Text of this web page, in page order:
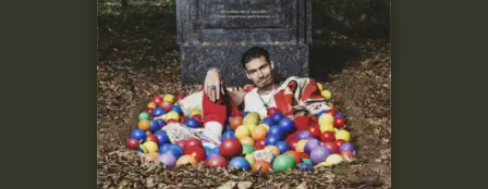
Radio